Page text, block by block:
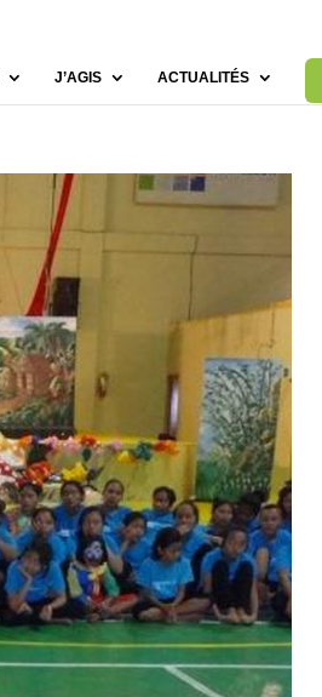
J’AGIS ACTUALITÉS